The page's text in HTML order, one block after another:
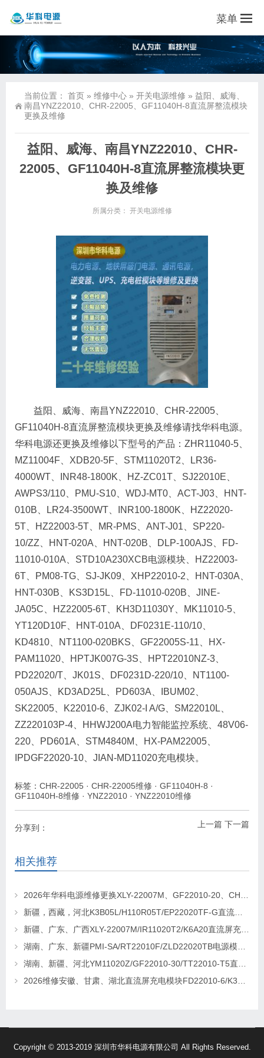
菜单
当前位置： 首页 » 维修中心 » 开关电源维修 » 益阳、威海、
南昌YNZ22010、CHR-22005、GF11040H-8直流屏整流模块
更换及维修
益阳、威海、南昌YNZ22010、CHR-
22005、GF11040H-8直流屏整流模块更
换及维修
所属分类： 开关电源维修
益阳、威海、南昌YNZ22010、CHR-22005、
GF11040H-8直流屏整流模块更换及维修请找华科电源。
华科电源还更换及维修以下型号的产品：ZHR11040-5、
MZ11004F、XDB20-5F、STM11020T2、LR36-
4000WT、INR48-1800K、HZ-ZC01T、SJ22010E、
AWPS3/110、PMU-S10、WDJ-MT0、ACT-J03、HNT-
010B、LR24-3500WT、INR100-1800K、HZ22020-
5T、HZ22003-5T、MR-PMS、ANT-J01、SP220-
10/ZZ、HNT-020A、HNT-020B、DLP-100AJS、FD-
11010-010A、STD10A230XCB电源模块、HZ22003-
6T、PM08-TG、SJ-JK09、XHP22010-2、HNT-030A、
HNT-030B、KS3D15L、FD-11010-020B、JINE-
JA05C、HZ22005-6T、KH3D11030Y、MK11010-5、
YT120D10F、HNT-010A、DF0231E-110/10、
KD4810、NT1100-020BKS、GF22005S-11、HX-
PAM11020、HPTJK007G-3S、HPT22010NZ-3、
PD22020/T、JK01S、DF0231D-220/10、NT1100-
050AJS、KD3AD25L、PD603A、IBUM02、
SK22005、K22010-6、ZJK02-I A/G、SM22010L、
ZZ220103P-4、HHWJ200A电力智能监控系统、48V06-
220、PD601A、STM4840M、HX-PAM22005、
IPDGF22020-10、JIAN-MD11020充电模块。
标签： CHR-22005 · CHR-22005维修 · GF11040H-8 ·
GF11040H-8维修 · YNZ22010 · YNZ22010维修
上一篇 下一篇
分享到：
相关推荐
2026年华科电源维修更换XLY-22007M、GF22010-20、CHR-22020直流屏充电模块
新疆，西藏，河北K3B05L/H110R05T/EP22020TF-G直流屏充电模块维修更换
新疆、广东、广西XLY-22007M/IR11020T2/K6A20直流屏充电模块维修更换
湖南、广东、新疆PMI-SA/RT22010F/ZLD22020TB电源模块维修更换
湖南、新疆、河北YM11020Z/GF22010-30/TT22010-T5直流屏充电模块维修更换
2026维修安徽、甘肃、湖北直流屏充电模块FD22010-6/K3B20L/GF22010-10
Copyright © 2013-2019 深圳市华科电源有限公司 All Rights Reserved.